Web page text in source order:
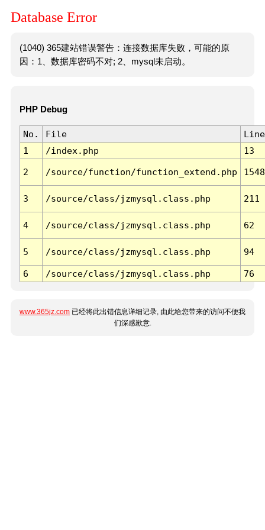
Database Error
(1040) 365建站错误警告：连接数据库失败，可能的原
因：1、数据库密码不对; 2、mysql未启动。
PHP Debug
No. File
Line
1
/index.php 13
2 /source/function/function_extend.php 1548
3 /source/class/jzmysql.class.php 211
4 /source/class/jzmysql.class.php 62
5 /source/class/jzmysql.class.php 94
6 /source/class/jzmysql.class.php 76
www.365jz.com 已经将此出错信息详细记录, 由此给您带来的访问不便我
们深感歉意.